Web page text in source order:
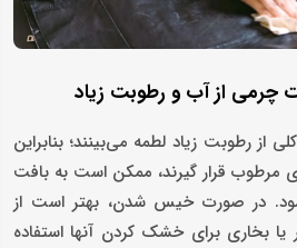
چرمی از آب و رطوبت زیاد
رطوبت زیاد لطمه می‌بینند؛ بنابراین
مرطوب قرار گیرند، ممکن است به بافت
در صورت خیس شدن، بهتر است از
بخاری برای خشک کردن آنها استفاده